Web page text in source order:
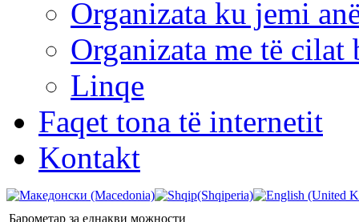
Organizata ku jemi
Organizata me të cilat
Linqe
Faqet tona të internetit
Kontakt
Барометар за еднакви можности